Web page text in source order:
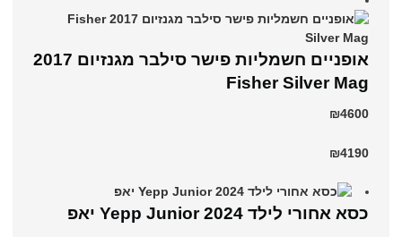
אופניים חשמליות פישר סילבר מגנזיום 2017
Fisher Silver Mag
₪4600
₪4190
כסא אחורי לילד Yepp Junior 2024 יאפ